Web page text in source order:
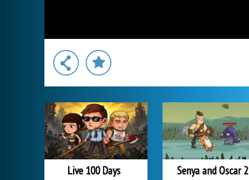
Live 100 Days Senya and Oscar 2